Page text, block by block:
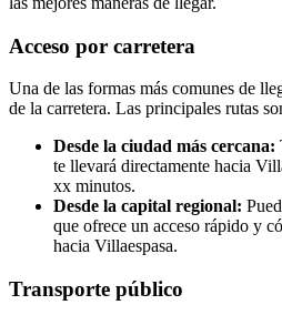
Acceso por carretera
Una de las formas más comunes de
de la carretera. Las principales rutas
Desde la ciudad más cercana:
te llevará directamente hacia
xx minutos.
Desde la capital regional:
que ofrece un acceso rápido y
hacia Villaespasa.
Transporte público